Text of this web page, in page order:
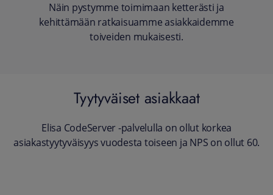
Näin pystymme toimimaan ketterästi ja
kehittämään ratkaisuamme asiakkaidemme
toiveiden mukaisesti.
Tyytyväiset asiakkaat
Elisa CodeServer -palvelulla on ollut korkea
asiakastyytyväisyys vuodesta toiseen ja NPS on ollut 60.